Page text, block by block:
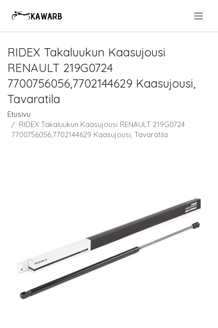
RIDEX Takaluukun Kaasujousi
RENAULT 219G0724
7700756056,7702144629 Kaasujousi,
Tavaratila
Etusivu
RIDEX Takaluukun Kaasujousi RENAULT 219G0724
7700756056,7702144629 Kaasujousi, Tavaratila